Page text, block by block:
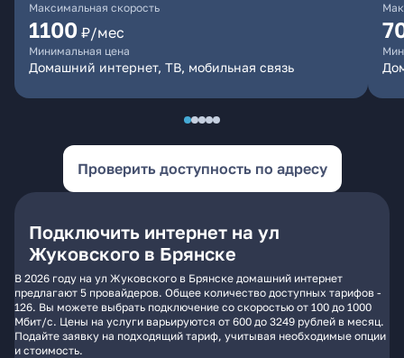
Максимальная скорость
1100 ₽/мес
Минимальная цена
Домашний интернет, ТВ, мобильная связь
Проверить доступность по адресу
Подключить интернет на ул
Жуковского в Брянске
В 2026 году на ул Жуковского в Брянске домашний интернет
предлагают 5 провайдеров. Общее количество доступных тарифов -
126. Вы можете выбрать подключение со скоростью от 100 до 1000
Мбит/с. Цены на услуги варьируются от 600 до 3249 рублей в месяц.
Подайте заявку на подходящий тариф, учитывая необходимые опции
и стоимость.